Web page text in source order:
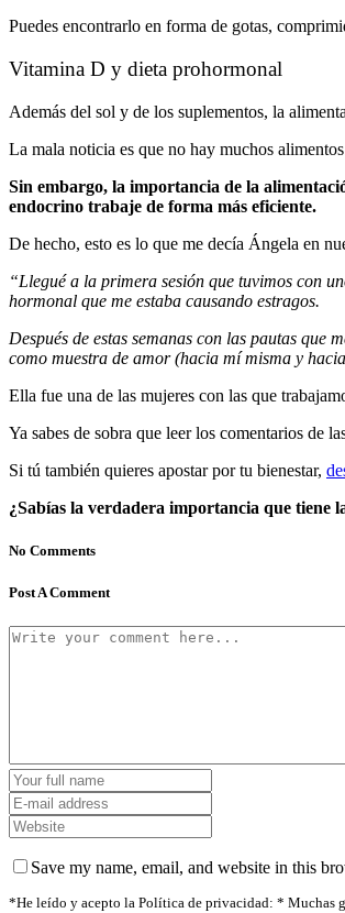
Puedes encontrarlo en forma de gotas,
Vitamina D y dieta prohormonal
Además del sol y de los suplementos, la
La mala noticia es que no hay muchos
Sin embargo, la importancia de la
endocrino trabaje de forma más eficiente.
De hecho, esto es lo que me decía Ángela en
“Llegué a la primera sesión que tuvimos con
hormonal que me estaba causando estragos.
Después de estas semanas con las pautas que
como muestra de amor (hacia mí misma y
Ella fue una de las mujeres con las que
Ya sabes de sobra que leer los comentarios de
Si tú también quieres apostar por tu bienestar,
¿Sabías la verdadera importancia que
No Comments
Post A Comment
Save my name, email, and website in this
*He leído y acepto la Política de privacidad: * Muchas